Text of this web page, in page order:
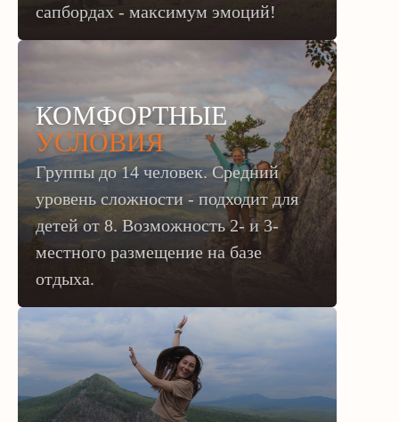
сапбордах - максимум эмоций!
КОМФОРТНЫЕ
УСЛОВИЯ
Группы до 14 человек. Средний
уровень сложности - подходит для
детей от 8.Возможность 2- и 3-
местного размещение на базе
отдыха.